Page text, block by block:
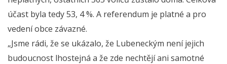
účast byla tedy 53, 4 %. A referendum je platné a pro
vedení obce závazné.
„Jsme rádi, že se ukázalo, že Lubeneckým není jejich
budoucnost lhostejná a že zde nechtějí ani samotné